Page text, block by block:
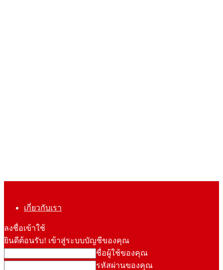
เกี่ยวกับเรา
ลงชื่อเข้าใช้
ยินดีต้อนรับ! เข้าสู่ระบบบัญชีของคุณ
ชื่อผู้ใช้ของคุณ
รหัสผ่านของคุณ